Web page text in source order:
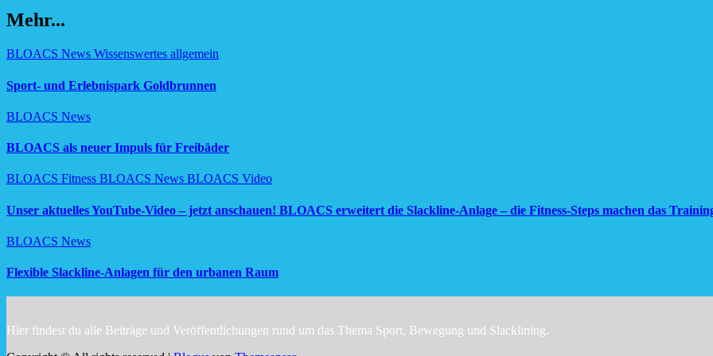
Mehr...
BLOACS News Wissenswertes allgemein
Sport- und Erlebnispark Goldbrunnen
BLOACS News
BLOACS als neuer Impuls für Freibäder
BLOACS Fitness BLOACS News BLOACS Video
Unser aktuelles YouTube-Video – jetzt anschauen! BLOACS erweitert die Slackline-Anlage – die Fitness-Steps machen das
BLOACS News
Flexible Slackline-Anlagen für den urbanen Raum
Hier findest du alle Beiträge und Veröffentlichungen rund um das Thema Sport, Bewegung und Slacklining.